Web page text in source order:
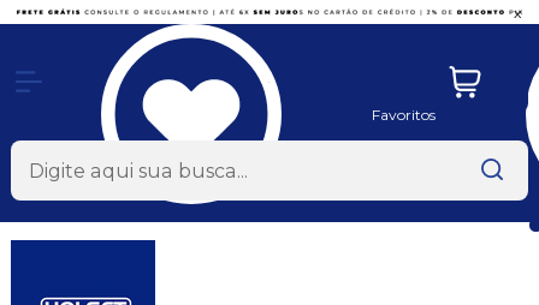
x
Favoritos